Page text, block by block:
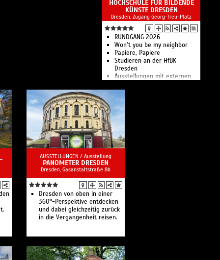
Stadtmuseums
Ausstellungen zur
Stadtgeschichte von den
Anfängen bis zum Jahr 1989
sowie Sonderausstellungen.
HOCHSCHULE FÜR BILDENDE
KÜNSTE DRESDEN
Dresden, Zugang Georg-Treu-Platz
RUNDGANG 2026
Won’t you be my neighbor
Papiere, Papiere
Studieren an der HfBK
Dresden
Ausstellungen mit externen
Studierenden und
Absolventen der Hochschule
AUSSTELLUNGEN / Ausstellung
PANOMETER DRESDEN
Dresden, Gasanstaltstraße 8b
Dresden von oben in einer
360°-Perspektive entdecken
und dabei gleichzeitig zurück
in die Vergangenheit reisen.